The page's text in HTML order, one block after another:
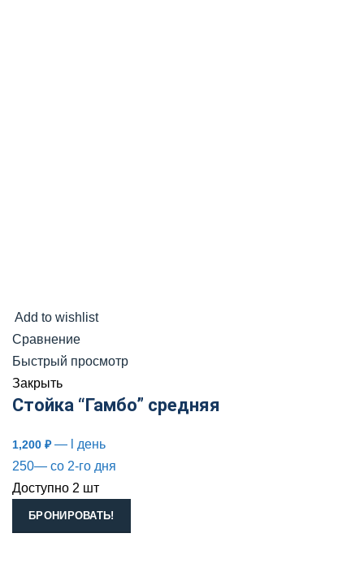
Add to wishlist
Сравнение
Быстрый просмотр
Закрыть
Стойка “Гамбо” средняя
1,200 ₽— l день
250— со 2-го дня
Доступно 2 шт
БРОНИРОВАТЬ!